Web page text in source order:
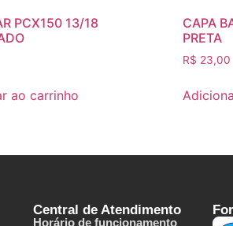
PCX150 13/18
ao carrinho
CAPA
PRETA
R$ 23,00
Central de Atendimento
Horário de funcionamento